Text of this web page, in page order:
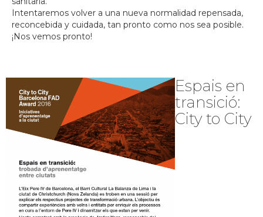
Intentaremos volver a una nueva normalidad repensada,
reconcebida y cuidada, tan pronto como nos sea posible.
¡Nos vemos pronto!
Espais en
transició:
City to City